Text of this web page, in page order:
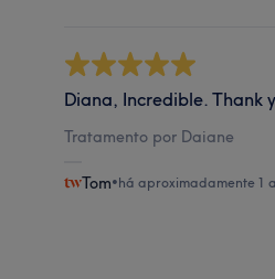
Diana, Incredible. Thank
Tratamento por Daiane
Tom•há aproximadamente 1